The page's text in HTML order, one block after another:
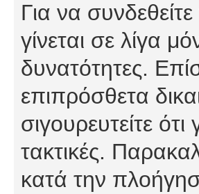
Για να
γίνεται σε λίγα
δυνατότητες.
επιπρόσθετα
σιγουρευτείτε
τακτικές.
κατά την